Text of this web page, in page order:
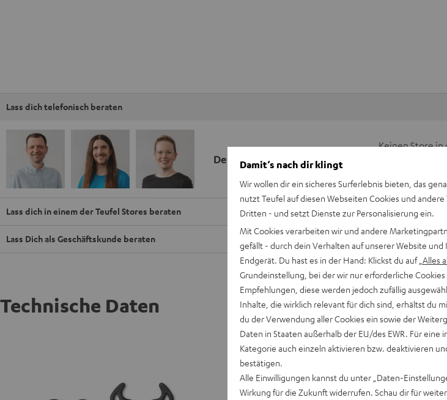
Lass dich telefonisch beraten
Deine Kaufberatung
Keinen Store in
Lass dich in einem der Teufel Stores beraten
Lass Dich als Geschäftskunde beraten
Technische Daten
REAL BLUE IN Pack inkl. Tips/Hook/Pinna
Damit‘s nach dir klingt
Wir wollen dir ein sicheres Surferlebnis bieten, das
nutzt Teufel auf diesen Webseiten Cookies und
Dritten - und setzt Dienste zur Personalisierung ein.
Mit Cookies verarbeiten wir und andere
gefällt - durch dein Verhalten auf unserer Website
Endgerät. Du hast es in der Hand: Klickst du auf „Alles
Grundeinstellung, bei der wir nur erforderliche
Empfehlungen, diese werden jedoch zufällig
Inhalte, die wirklich relevant für dich sind, erhältst du
du der Verwendung aller Cookies ein sowie der
Daten in Staaten außerhalb der EU/des EWR. Für eine
Kategorie auch einzeln aktivieren bzw. deaktivieren
bestätigen.
Alle Einwilligungen kannst du unter „Daten-
Wirkung für die Zukunft widerrufen. Schau dir für